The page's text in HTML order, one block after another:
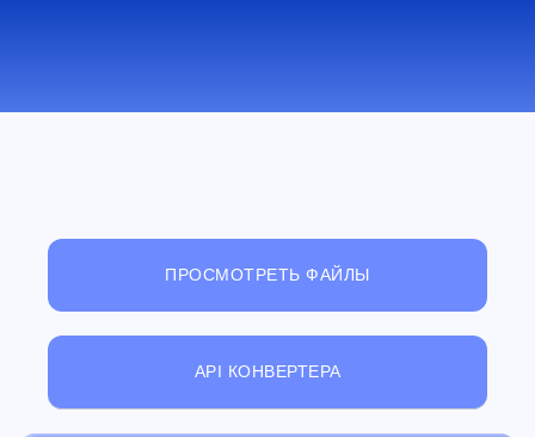
ПРОСМОТРЕТЬ ФАЙЛЫ
API КОНВЕРТЕРА